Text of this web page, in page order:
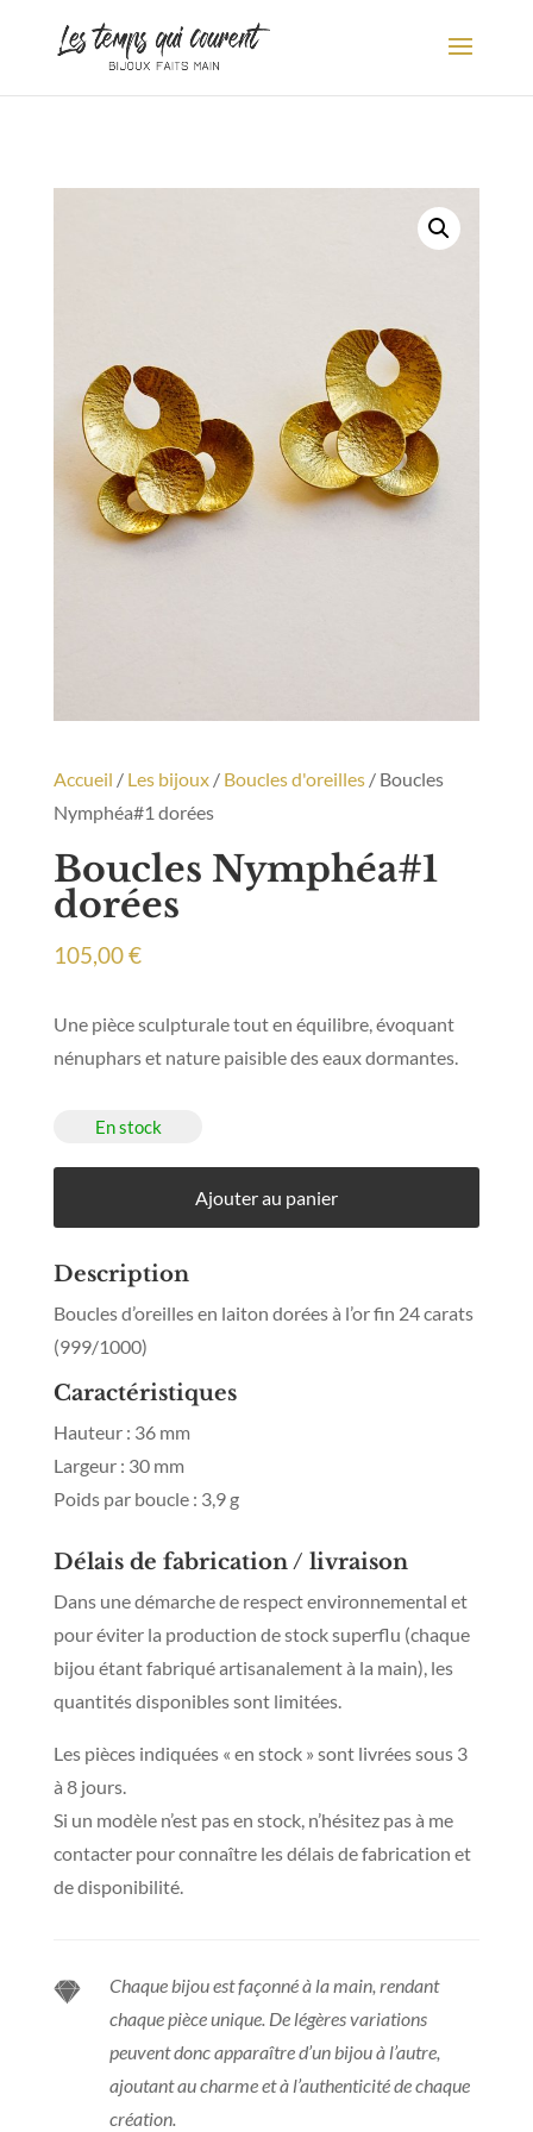
Accueil / Les bijoux/ Boucles d'oreilles/ Boucles
Nymphéa#1 dorées
Boucles Nymphéa#1
dorées
105,00€
Une pièce sculpturale tout en équilibre, évoquant
nénuphars et nature paisible des eaux dormantes.
En stock
Ajouter au panier
Description
Boucles d’oreilles en laiton dorées à l’or fin 24 carats
(999/1000)
Caractéristiques
Hauteur : 36 mm
Largeur : 30 mm
Poids par boucle : 3,9 g
Délais de fabrication / livraison
Dans une démarche de respect environnemental et
pour éviter la production de stock superflu (chaque
bijou étant fabriqué artisanalement à la main), les
quantités disponibles sont limitées.
Les pièces indiquées « en stock » sont livrées sous 3
à 8 jours.
Si un modèle n’est pas en stock, n’hésitez pas à me
contacter pour connaître les délais de fabrication et
de disponibilité.

Chaque bijou est façonné à la main, rendant
chaque pièce unique. De légères variations
peuvent donc apparaître d’un bijou à l’autre,
ajoutant au charme et à l’authenticité de chaque
création.